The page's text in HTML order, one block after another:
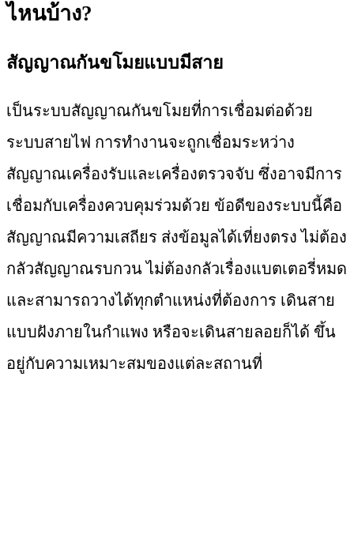
ไหนบ้าง?
สัญญาณกันขโมยแบบมีสาย
เป็นระบบสัญญาณกันขโมยที่การเชื่อมต่อด้วย
ระบบสายไฟ การทำงานจะถูกเชื่อมระหว่าง
สัญญาณเครื่องรับและเครื่องตรวจจับ ซึ่งอาจมีการ
เชื่อมกับเครื่องควบคุมร่วมด้วย ข้อดีของระบบนี้คือ
สัญญาณมีความเสถียร ส่งข้อมูลได้เที่ยงตรง ไม่ต้อง
กลัวสัญญาณรบกวน ไม่ต้องกลัวเรื่องแบตเตอรี่หมด
และสามารถวางได้ทุกตำแหน่งที่ต้องการ เดินสาย
แบบฝังภายในกำแพง หรือจะเดินสายลอยก็ได้ ขึ้น
อยู่กับความเหมาะสมของแต่ละสถานที่